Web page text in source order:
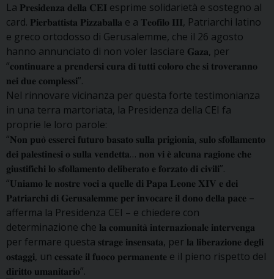
La 𝐏𝐫𝐞𝐬𝐢𝐝𝐞𝐧𝐳𝐚 𝐝𝐞𝐥𝐥𝐚 𝐂𝐄𝐈 esprime solidarietà e sostegno al
card. 𝐏𝐢𝐞𝐫𝐛𝐚𝐭𝐭𝐢𝐬𝐭𝐚 𝐏𝐢𝐳𝐳𝐚𝐛𝐚𝐥𝐥𝐚 e a 𝐓𝐞𝐨𝐟𝐢𝐥𝐨 𝐈𝐈𝐈, Patriarchi latino
e greco ortodosso di Gerusalemme, che il 26 agosto
hanno annunciato di non voler lasciare 𝐆𝐚𝐳𝐚, per
“𝐜𝐨𝐧𝐭𝐢𝐧𝐮𝐚𝐫𝐞 𝐚 𝐩𝐫𝐞𝐧𝐝𝐞𝐫𝐬𝐢 𝐜𝐮𝐫𝐚 𝐝𝐢 𝐭𝐮𝐭𝐭𝐢 𝐜𝐨𝐥𝐨𝐫𝐨 𝐜𝐡𝐞 𝐬𝐢 𝐭𝐫𝐨𝐯𝐞𝐫𝐚𝐧𝐧𝐨
𝐧𝐞𝐢 𝐝𝐮𝐞 𝐜𝐨𝐦𝐩𝐥𝐞𝐬𝐬𝐢”.
Nel rinnovare vicinanza per questa forte testimonianza
in una terra martoriata, la Presidenza della CEI fa
proprie le loro parole:
“𝐍𝐨𝐧 𝐩𝐮𝐨̀ 𝐞𝐬𝐬𝐞𝐫𝐜𝐢 𝐟𝐮𝐭𝐮𝐫𝐨 𝐛𝐚𝐬𝐚𝐭𝐨 𝐬𝐮𝐥𝐥𝐚 𝐩𝐫𝐢𝐠𝐢𝐨𝐧𝐢𝐚, 𝐬𝐮𝐥𝐨 𝐬𝐟𝐨𝐥𝐥𝐚𝐦𝐞𝐧𝐭𝐨
𝐝𝐞𝐢 𝐩𝐚𝐥𝐞𝐬𝐭𝐢𝐧𝐞𝐬𝐢 𝐨 𝐬𝐮𝐥𝐥𝐚 𝐯𝐞𝐧𝐝𝐞𝐭𝐭𝐚… 𝐧𝐨𝐧 𝐯𝐢 𝐞̀ 𝐚𝐥𝐜𝐮𝐧𝐚 𝐫𝐚𝐠𝐢𝐨𝐧𝐞 𝐜𝐡𝐞
𝐠𝐢𝐮𝐬𝐭𝐢𝐟𝐢𝐜𝐡𝐢 𝐥𝐨 𝐬𝐟𝐨𝐥𝐥𝐚𝐦𝐞𝐧𝐭𝐨 𝐝𝐞𝐥𝐢𝐛𝐞𝐫𝐚𝐭𝐨 𝐞 𝐟𝐨𝐫𝐳𝐚𝐭𝐨 𝐝𝐢 𝐜𝐢𝐯𝐢𝐥𝐢”.
“𝐔𝐧𝐢𝐚𝐦𝐨 𝐥𝐞 𝐧𝐨𝐬𝐭𝐫𝐞 𝐯𝐨𝐜𝐢 𝐚 𝐪𝐮𝐞𝐥𝐥𝐞 𝐝𝐢 𝐏𝐚𝐩𝐚 𝐋𝐞𝐨𝐧𝐞 𝐗𝐈𝐕 𝐞 𝐝𝐞𝐢
𝐏𝐚𝐭𝐫𝐢𝐚𝐫𝐜𝐡𝐢 𝐝𝐢 𝐆𝐞𝐫𝐮𝐬𝐚𝐥𝐞𝐦𝐦𝐞 𝐩𝐞𝐫 𝐢𝐧𝐯𝐨𝐜𝐚𝐫𝐞 𝐢𝐥 𝐝𝐨𝐧𝐨 𝐝𝐞𝐥𝐥𝐚 𝐩𝐚𝐜𝐞 –
afferma la Presidenza CEI – e chiedere con
determinazione che 𝐥𝐚 𝐜𝐨𝐦𝐮𝐧𝐢𝐭𝐚̀ 𝐢𝐧𝐭𝐞𝐫𝐧𝐚𝐳𝐢𝐨𝐧𝐚𝐥𝐞 𝐢𝐧𝐭𝐞𝐫𝐯𝐞𝐧𝐠𝐚
per fermare questa 𝐬𝐭𝐫𝐚𝐠𝐞 𝐢𝐧𝐬𝐞𝐧𝐬𝐚𝐭𝐚, per 𝐥𝐚 𝐥𝐢𝐛𝐞𝐫𝐚𝐳𝐢𝐨𝐧𝐞 𝐝𝐞𝐠𝐥𝐢
𝐨𝐬𝐭𝐚𝐠𝐠𝐢, un 𝐜𝐞𝐬𝐬𝐚𝐭𝐞 𝐢𝐥 𝐟𝐮𝐨𝐜𝐨 𝐩𝐞𝐫𝐦𝐚𝐧𝐞𝐧𝐭𝐞 e il pieno rispetto del
𝐝𝐢𝐫𝐢𝐭𝐭𝐨 𝐮𝐦𝐚𝐧𝐢𝐭𝐚𝐫𝐢𝐨”.